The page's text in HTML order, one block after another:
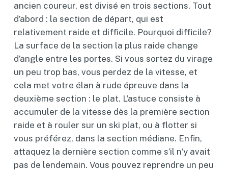
ancien coureur, est divisé en trois sections. Tout
d’abord : la section de départ, qui est
relativement raide et difficile. Pourquoi difficile?
La surface de la section la plus raide change
d’angle entre les portes. Si vous sortez du virage
un peu trop bas, vous perdez de la vitesse, et
cela met votre élan à rude épreuve dans la
deuxième section : le plat. L’astuce consiste à
accumuler de la vitesse dès la première section
raide et à rouler sur un ski plat, ou à flotter si
vous préférez, dans la section médiane. Enfin,
attaquez la dernière section comme s’il n’y avait
pas de lendemain. Vous pouvez reprendre un peu